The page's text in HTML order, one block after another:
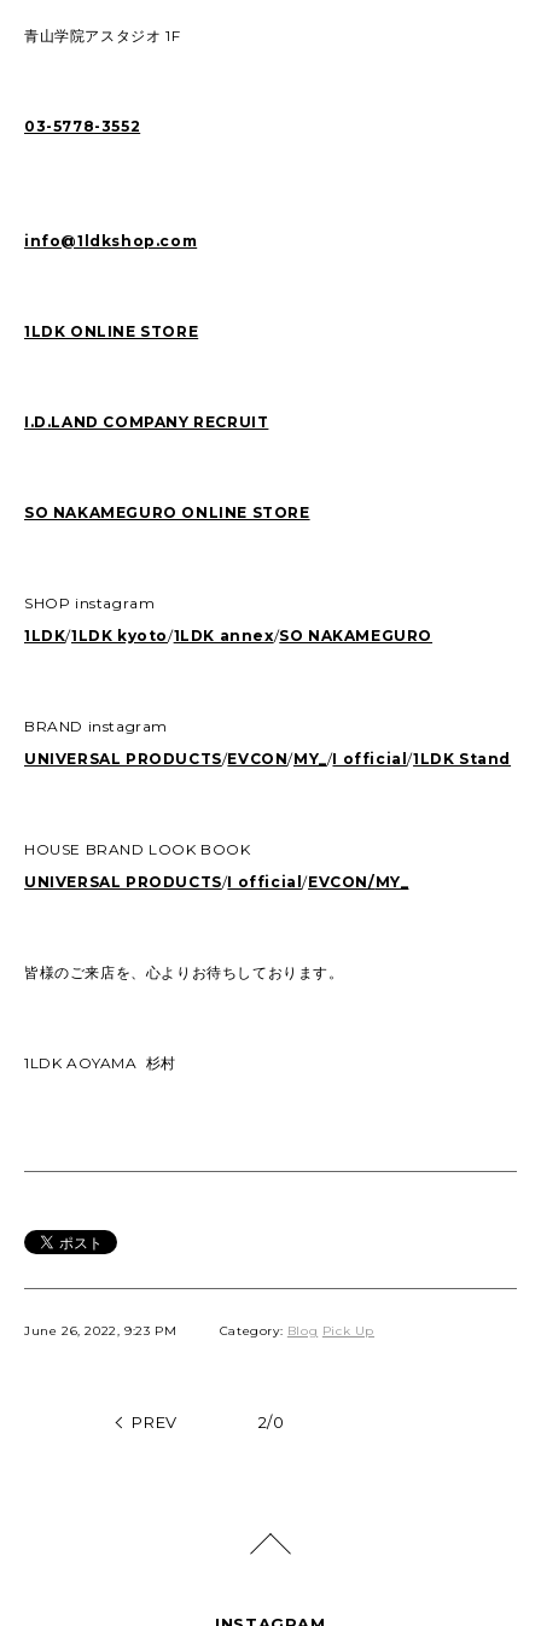
青山学院アスタジオ 1F
03-5778-3552
info@1ldkshop.com
1LDK ONLINE STORE
I.D.LAND COMPANY RECRUIT
SO NAKAMEGURO ONLINE STORE
SHOP instagram
1LDK/1LDK kyoto/1LDK annex/SO NAKAMEGURO
BRAND instagram
UNIVERSAL PRODUCTS/EVCON/MY_/I official/1LDK Stand
HOUSE BRAND LOOK BOOK
UNIVERSAL PRODUCTS/I official/EVCON/MY_
皆様のご来店を、心よりお待ちしております。
1LDK AOYAMA 杉村
June 26, 2022, 9:23 PM Category: Blog Pick Up
PREV 2/0